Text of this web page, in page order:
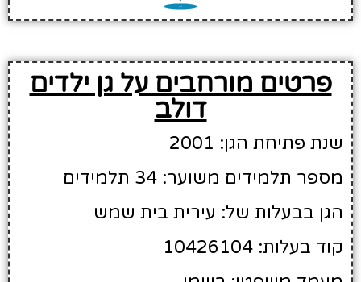
פרטים מורחבים על גן ילדים
דולב
שנת פתיחת הגן: 2001
מספר תלמידים משוער: 34 תלמידים
הגן בבעלות של: עירית בית שמש
קוד בעלות: 10426104